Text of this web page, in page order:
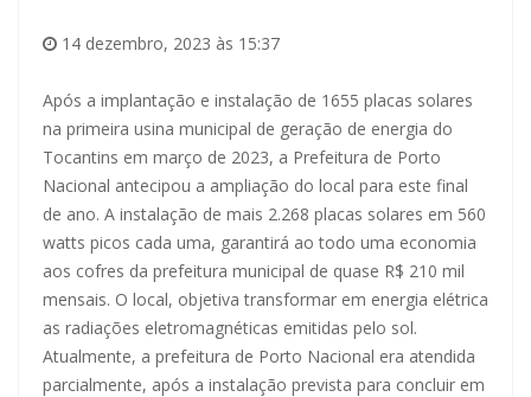
14 dezembro, 2023 às 15:37
Após a implantação e instalação de 1655 placas solares
na primeira usina municipal de geração de energia do
Tocantins em março de 2023, a Prefeitura de Porto
Nacional antecipou a ampliação do local para este final
de ano. A instalação de mais 2.268 placas solares em 560
watts picos cada uma, garantirá ao todo uma economia
aos cofres da prefeitura municipal de quase R$ 210 mil
mensais. O local, objetiva transformar em energia elétrica
as radiações eletromagnéticas emitidas pelo sol.
Atualmente, a prefeitura de Porto Nacional era atendida
parcialmente, após a instalação prevista para concluir em